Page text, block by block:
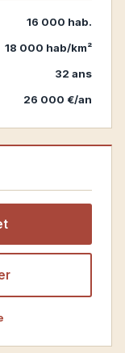
16 000 hab.
18 000 hab/km²
32 ans
26 000 €/an